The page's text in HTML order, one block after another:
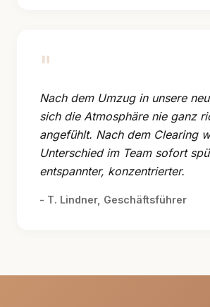
"
Nach dem Umzug in unsere
sich die Atmosphäre nie ganz
angefühlt. Nach dem Clearing
Unterschied im Team sofort
entspannter, konzentrierter.
- T. Lindner, Geschäftsführer